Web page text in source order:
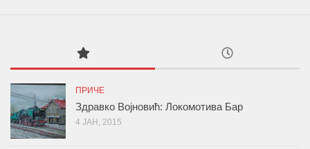
ПРИЧЕ
Здравко Војновић: Локомотива Бар
4 ЈАН, 2015